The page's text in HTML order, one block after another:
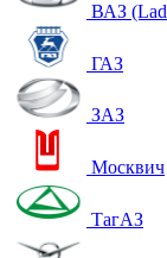
ВАЗ
ГАЗ
ЗАЗ
Москвич
ТагАЗ